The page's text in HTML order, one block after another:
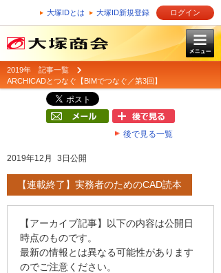
大塚IDとは 大塚ID新規登録 ログイン
2019年 記事一覧
ARCHICADとつなぐ【BIMでつなぐ／第3回】
後で見る一覧
2019年12月 3日公開
【連載終了】実務者のためのCAD読本
【アーカイブ記事】以下の内容は公開日
時点のものです。
最新の情報とは異なる可能性があります
のでご注意ください。